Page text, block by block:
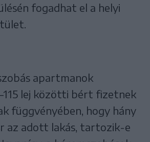
fogadhat el a helyi
apartmanok
lej közötti bért fizetnek
függvényében, hogy hány
az adott lakás, tartozik-e